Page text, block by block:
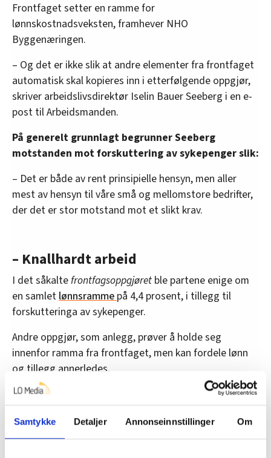
Samtykke Detaljer Annonseinnstillinger Om
Frontfaget setter en ramme for
lønnskostnadsveksten, framhever NHO
Byggenæringen.
– Og det er ikke slik at andre elementer fra frontfaget
automatisk skal kopieres inn i etterfølgende oppgjør,
skriver arbeidslivsdirektør Iselin Bauer Seeberg i en e-
post til Arbeidsmanden.
På generelt grunnlagt begrunner Seeberg
motstanden mot forskuttering av sykepenger slik:
– Det er både av rent prinsipielle hensyn, men aller
mest av hensyn til våre små og mellomstore bedrifter,
der det er stor motstand mot et slikt krav.
– Knallhardt arbeid
I det såkaltefrontfagsoppgjøret ble partene enige om
en samletlønnsrammepå 4,4 prosent, i tillegg til
forskutteringa av sykepenger.
Andre oppgjør, som anlegg, prøver å holde seg
innenfor ramma fra frontfaget, men kan fordele lønn
og tillegg annerledes.
Nå har en anleggsarbeider en
minstelønnssats på 260,75 kroner i timen. Men lønna
er som regel høyere, på grunn av lokale forhandlinger
på arbeidsplassen.